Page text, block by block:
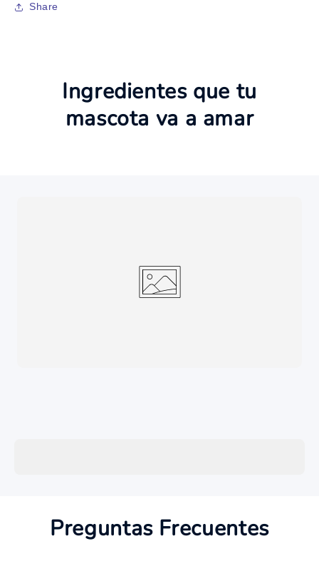
Share
Ingredientes que tu
mascota va a amar
Preguntas Frecuentes